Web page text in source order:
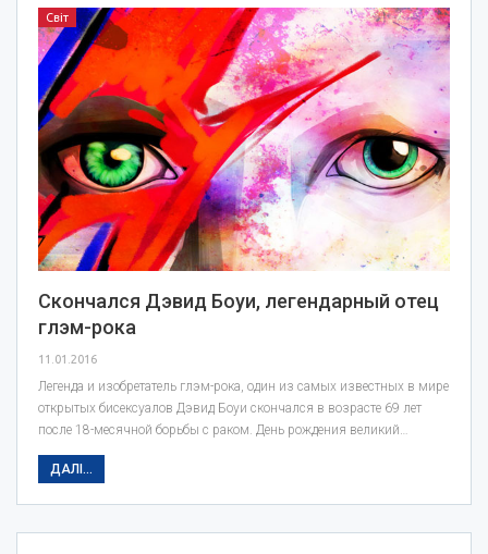
Світ
Скончался Дэвид Боуи, легендарный отец
глэм-рока
11.01.2016
Легенда и изобретатель глэм-рока, один из самых известных в мире
открытых бисексуалов Дэвид Боуи скончался в возрасте 69 лет
после 18-месячной борьбы с раком. День рождения великий…
ДАЛІ...